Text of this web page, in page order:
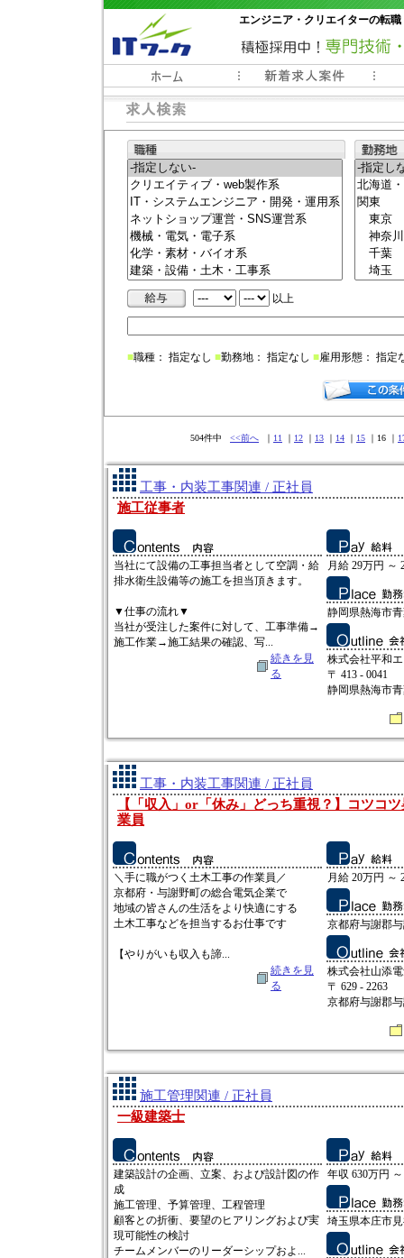
エンジニア・クリエイターの転
常時3000件以上の求人情報掲載中
以上
■職種： 指定なし ■勤務地： 指定なし ■雇用形態： 指定
504件中 <<前へ ｜ 11 ｜ 12 ｜ 13 ｜ 14 ｜ 15 ｜16 ｜
工事・内装工事関連 / 正社員
施工従事者
当社にて設備の工事担当者として空調・給
排水衛生設備等の施工を担当頂きます。
▼仕事の流れ▼
当社が受注した案件に対して、工事準備→
施工作業→施工結果の確認、写...
続きを見
る
月給 29万円 ～
静岡県熱海市
株式会社平和
〒 413 - 0041
静岡県熱海市
工事・内装工事関連 / 正社員
【「収入」or「休み」どっち重視？】コツコ
業員
＼手に職がつく土木工事の作業員／
京都府・与謝野町の総合電気企業で
地域の皆さんの生活をより快適にする
土木工事などを担当するお仕事です
【やりがいも収入も諦...
続きを見
る
月給 20万円 ～
京都府与謝郡
株式会社山添
〒 629 - 2263
京都府与謝郡
施工管理関連 / 正社員
一級建築士
建築設計の企画、立案、および設計図の作
成
施工管理、予算管理、工程管理
顧客との折衝、要望のヒアリングおよび実
現可能性の検討
チームメンバーのリーダーシップおよ...
年収 630万円
埼玉県本庄市